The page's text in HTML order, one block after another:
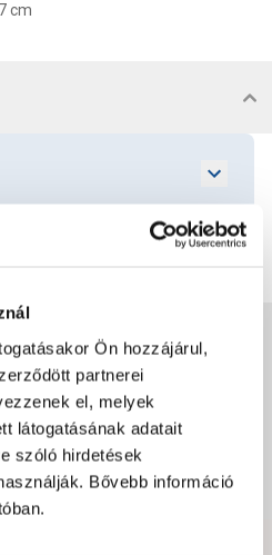
Ön hozzájárul,
partnerei
el, melyek
látogatásának adatait
szóló hirdetések
Bővebb információ
cm
személy